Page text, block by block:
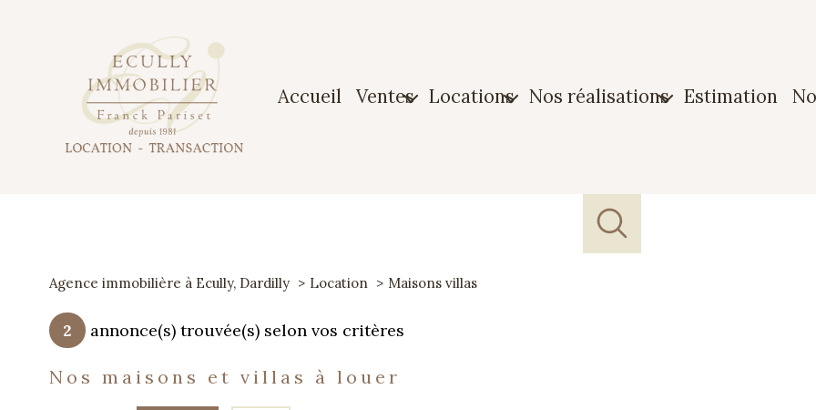
accueil ventes
Garage
locations nos réalisations
Biens loués
estimation
Agence immobilière à Ecully, Dardilly Location Maisons villas
2 annonce(s) trouvée(s) selon vos critères
nos maisons et villas à louer